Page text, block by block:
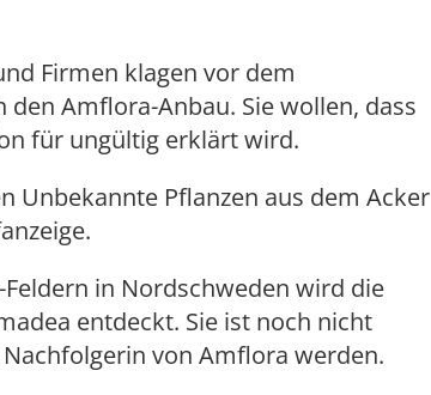
Firmen klagen vor dem
Amflora-Anbau. Sie wollen, dass
für ungültig erklärt wird.
Unbekannte Pflanzen aus dem Acker
in Nordschweden wird die
entdeckt. Sie ist noch nicht
von Amflora werden.